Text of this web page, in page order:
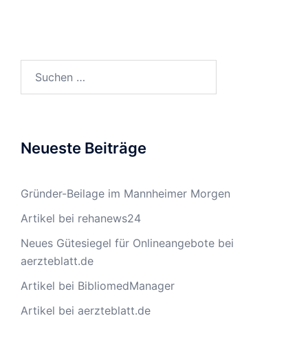
Neueste Beiträge
Gründer-Beilage im Mannheimer Morgen
Artikel bei rehanews24
Neues Gütesiegel für Onlineangebote bei
aerzteblatt.de
Artikel bei BibliomedManager
Artikel bei aerzteblatt.de